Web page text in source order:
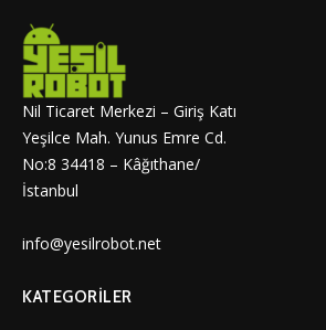
Nil Ticaret Merkezi – Giriş Katı
Yeşilce Mah. Yunus Emre Cd.
No:8 34418 – Kâğıthane/
İstanbul
info@yesilrobot.net
KATEGORILER